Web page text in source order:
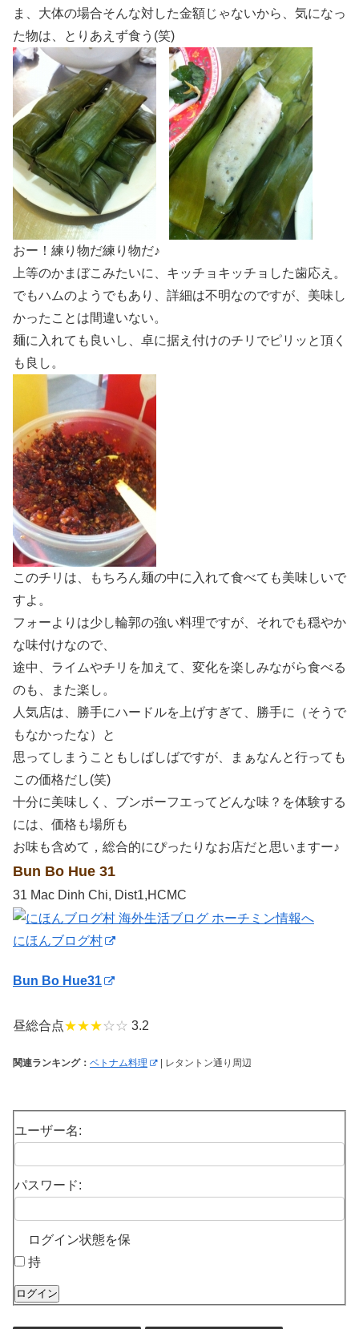
ま、大体の場合そんな対した金額じゃないから、気になっ
た物は、とりあえず食う(笑)
おー！練り物だ練り物だ♪
上等のかまぼこみたいに、キッチョキッチョした歯応え。
でもハムのようでもあり、詳細は不明なのですが、美味し
かったことは間違いない。
麺に入れても良いし、卓に据え付けのチリでピリッと頂く
も良し。
このチリは、もちろん麺の中に入れて食べても美味しいで
すよ。
フォーよりは少し輪郭の強い料理ですが、それでも穏やか
な味付けなので、
途中、ライムやチリを加えて、変化を楽しみながら食べる
のも、また楽し。
人気店は、勝手にハードルを上げすぎて、勝手に（そうで
もなかったな）と
思ってしまうこともしばしばですが、まぁなんと行っても
この価格だし(笑)
十分に美味しく、ブンボーフエってどんな味？を体験する
には、価格も場所も
お味も含めて，総合的にぴったりなお店だと思いますー♪
Bun Bo Hue 31
31 Mac Dinh Chi, Dist1,HCMC
にほんブログ村
Bun Bo Hue31
昼総合点★★★☆☆ 3.2
関連ランキング： ベトナム料理 | レタントン通り周辺
ユーザー名:
パスワード:
ログイン状態を保
持
ログイン